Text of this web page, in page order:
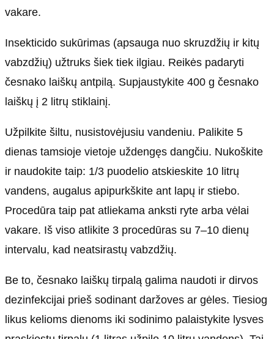
vakare.
Insekticido sukūrimas (apsauga nuo skruzdžių ir kitų
vabzdžių) užtruks šiek tiek ilgiau. Reikės padaryti
česnako laiškų antpilą. Supjaustykite 400 g česnako
laiškų į 2 litrų stiklainį.
Užpilkite šiltu, nusistovėjusiu vandeniu. Palikite 5
dienas tamsioje vietoje uždengęs dangčiu. Nukoškite
ir naudokite taip: 1/3 puodelio atskieskite 10 litrų
vandens, augalus apipurkškite ant lapų ir stiebo.
Procedūra taip pat atliekama anksti ryte arba vėlai
vakare. Iš viso atlikite 3 procedūras su 7–10 dienų
intervalu, kad neatsirastų vabzdžių.
Be to, česnako laiškų tirpalą galima naudoti ir dirvos
dezinfekcijai prieš sodinant daržoves ar gėles. Tiesiog
likus kelioms dienoms iki sodinimo palaistykite lysves